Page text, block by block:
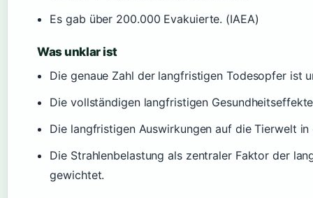
Es gab über 200.000 Evakuierte. (IAEA)
Was unklar ist
Die genaue Zahl der langfristigen Todesopfer ist
Die vollständigen langfristigen
Die langfristigen Auswirkungen auf die Tierwelt
Die Strahlenbelastung als zentraler Faktor der
gewichtet.